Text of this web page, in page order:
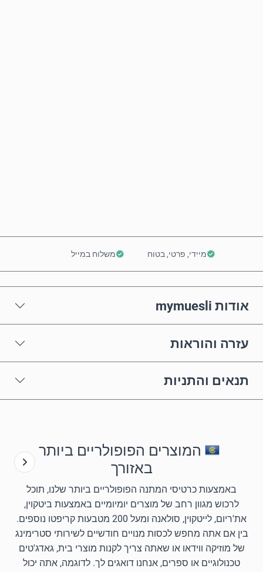
מיידי, פרטי, בטוח משלוח במייל
אודות mymuesli
עזרה והוראות
תנאים והתניות
המוצרים הפופולריים ביותר
באזורך
באמצעות כרטיסי המתנה הפופולריים ביותר שלנו, תוכל
לרכוש מגוון רחב של מוצרים יומיומיים באמצעות ביטקוין,
את'ריום, לייטקוין, סולאנה ומעל 200 מטבעות קריפטו נוספים.
בין אם אתה מחפש לכסות מנויים חודשיים לשירותי סטרימינג
של מוזיקה ווידאו או שאתה צריך לקנות מוצרי בית, גאדג'טים
טכנולוגיים או ספרים, אנחנו דואגים לך. לדוגמה, אתה יכול